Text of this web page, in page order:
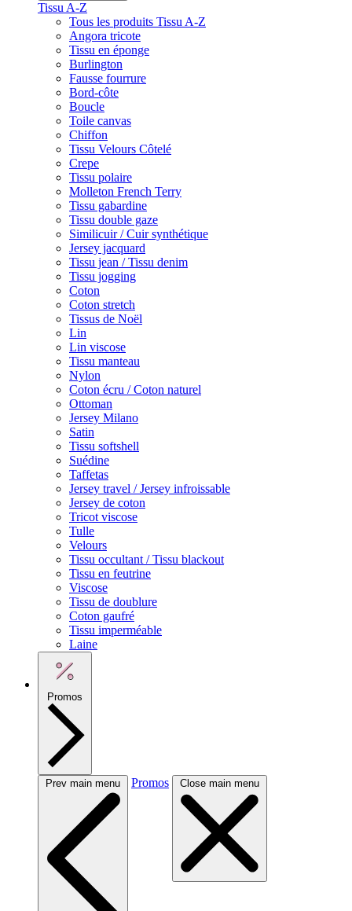
Tissu A-Z
Tous les produits Tissu A-Z
Angora tricote
Tissu en éponge
Burlington
Fausse fourrure
Bord-côte
Boucle
Toile canvas
Chiffon
Tissu Velours Côtelé
Crepe
Tissu polaire
Molleton French Terry
Tissu gabardine
Tissu double gaze
Similicuir / Cuir synthétique
Jersey jacquard
Tissu jean / Tissu denim
Tissu jogging
Coton
Coton stretch
Tissus de Noël
Lin
Lin viscose
Tissu manteau
Nylon
Coton écru / Coton naturel
Ottoman
Jersey Milano
Satin
Tissu softshell
Suédine
Taffetas
Jersey travel / Jersey infroissable
Jersey de coton
Tricot viscose
Tulle
Velours
Tissu occultant / Tissu blackout
Tissu en feutrine
Viscose
Tissu de doublure
Coton gaufré
Tissu imperméable
Laine
Promos
Prev main menu Promos Close main menu